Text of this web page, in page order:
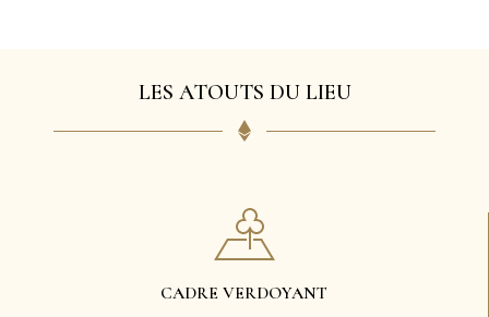
LES ATOUTS DU LIEU
CADRE VERDOYANT